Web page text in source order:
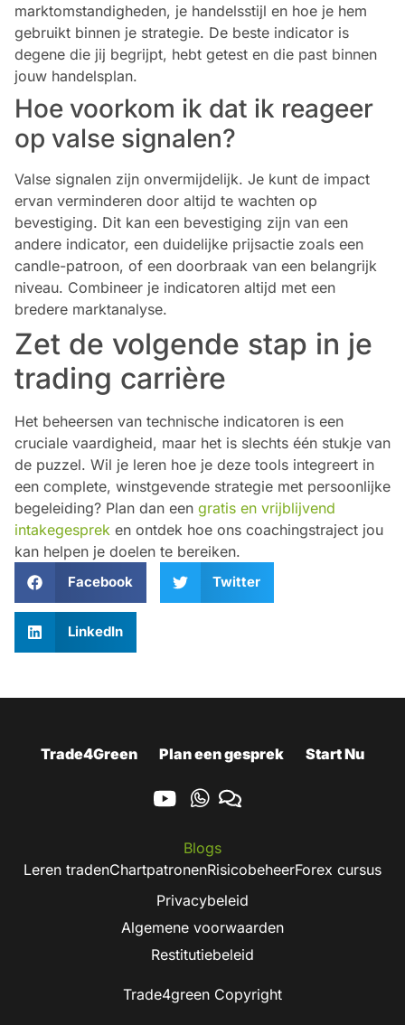
marktomstandigheden, je handelsstijl en hoe je hem
gebruikt binnen je strategie. De beste indicator is
degene die jij begrijpt, hebt getest en die past binnen
jouw handelsplan.
Hoe voorkom ik dat ik reageer
op valse signalen?
Valse signalen zijn onvermijdelijk. Je kunt de impact
ervan verminderen door altijd te wachten op
bevestiging. Dit kan een bevestiging zijn van een
andere indicator, een duidelijke prijsactie zoals een
candle-patroon, of een doorbraak van een belangrijk
niveau. Combineer je indicatoren altijd met een
bredere marktanalyse.
Zet de volgende stap in je
trading carrière
Het beheersen van technische indicatoren is een
cruciale vaardigheid, maar het is slechts één stukje van
de puzzel. Wil je leren hoe je deze tools integreert in
een complete, winstgevende strategie met persoonlijke
begeleiding? Plan dan een gratis en vrijblijvend
intakegesprek en ontdek hoe ons coachingstraject jou
kan helpen je doelen te bereiken.
Facebook Twitter
LinkedIn
Trade4Green Plan een gesprek Start Nu
Blogs
Leren tradenChartpatronenRisicobeheerForex cursus
Privacybeleid
Algemene voorwaarden
Restitutiebeleid
Trade4green Copyright